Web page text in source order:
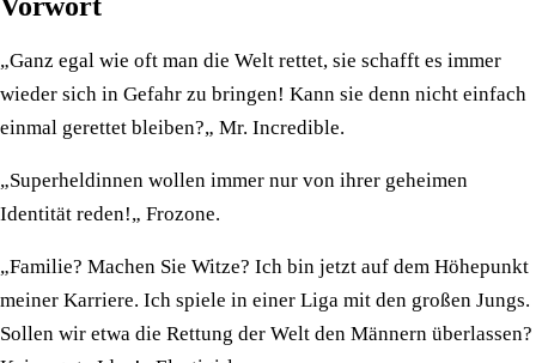
Vorwort
„Ganz egal wie oft man die Welt rettet, sie schafft es immer
wieder sich in Gefahr zu bringen! Kann sie denn nicht einfach
einmal gerettet bleiben?„ Mr. Incredible.
„Superheldinnen wollen immer nur von ihrer geheimen
Identität reden!„ Frozone.
„Familie? Machen Sie Witze? Ich bin jetzt auf dem Höhepunkt
meiner Karriere. Ich spiele in einer Liga mit den großen Jungs.
Sollen wir etwa die Rettung der Welt den Männern überlassen?